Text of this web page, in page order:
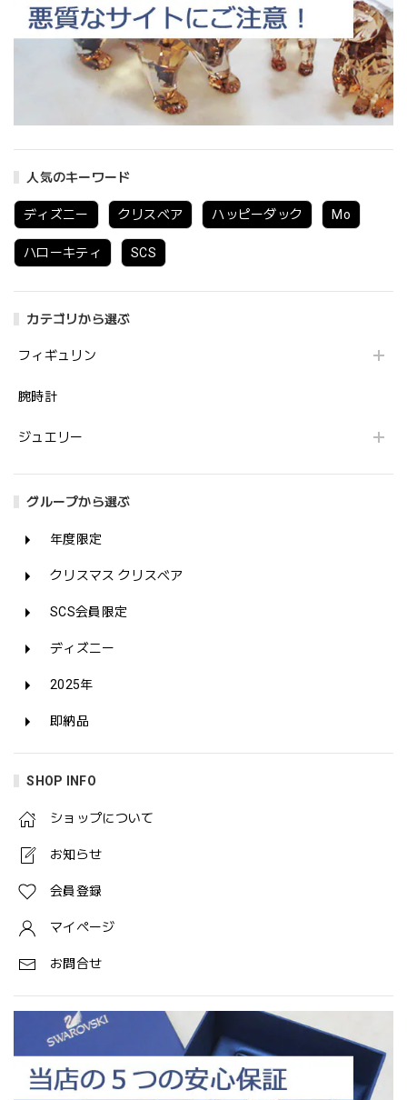
人気のキーワード
ディズニー クリスベア ハッピーダック Mo
ハローキティ SCS
カテゴリから選ぶ
フィギュリン
腕時計
ジュエリー
グループから選ぶ
年度限定
クリスマス クリスベア
SCS会員限定
ディズニー
2025年
即納品
SHOP INFO
ショップについて
お知らせ
会員登録
マイページ
お問合せ